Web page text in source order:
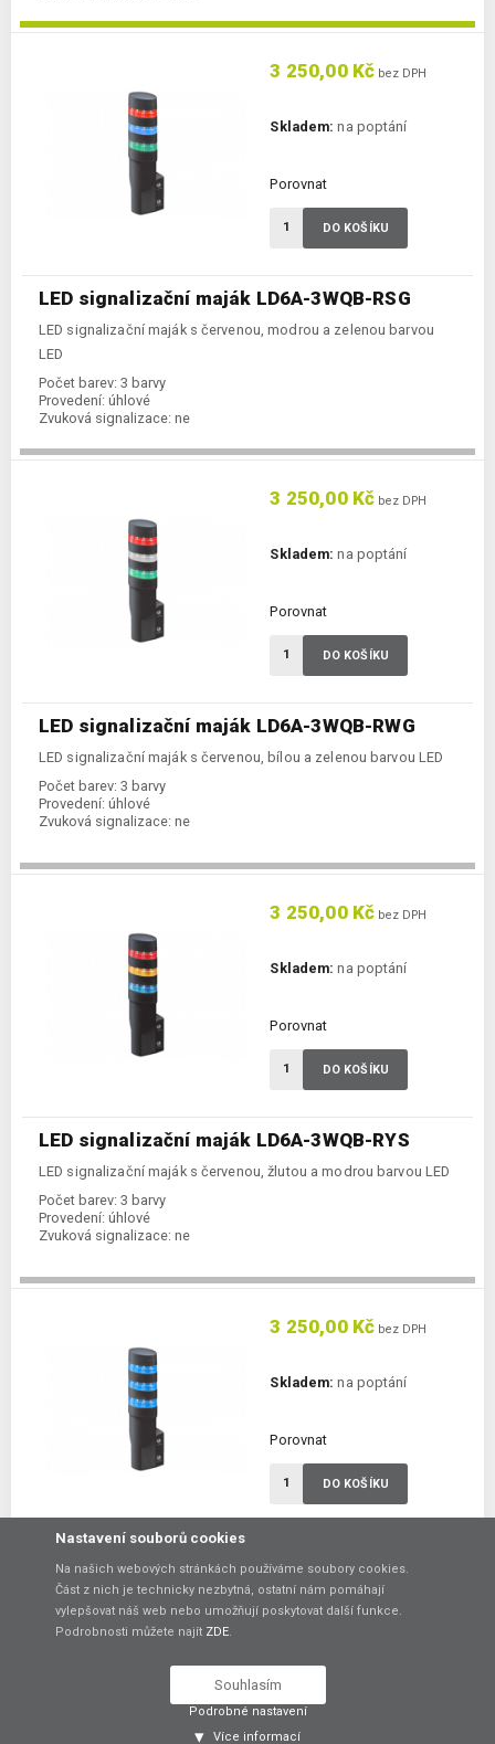
LED signalizační maják LD6A-3WQB-RSG
LED signalizační maják s červenou, modrou a zelenou barvou
LED
Počet barev: 3 barvy
Provedení: úhlové
Zvuková signalizace: ne
3 250,00 Kč bez DPH
Skladem: na poptání
Porovnat
DO KOŠÍKU
LED signalizační maják LD6A-3WQB-RWG
LED signalizační maják s červenou, bílou a zelenou barvou LED
Počet barev: 3 barvy
Provedení: úhlové
Zvuková signalizace: ne
3 250,00 Kč bez DPH
Skladem: na poptání
Porovnat
DO KOŠÍKU
LED signalizační maják LD6A-3WQB-RYS
LED signalizační maják s červenou, žlutou a modrou barvou LED
Počet barev: 3 barvy
Provedení: úhlové
Zvuková signalizace: ne
3 250,00 Kč bez DPH
Skladem: na poptání
Porovnat
DO KOŠÍKU
LED signalizační maják s 3x modrou barvou LED
Počet barev: 3 barvy
Provedení: úhlové
3 250,00 Kč bez DPH
Skladem: na poptání
Porovnat
DO KOŠÍKU
Nastavení souborů cookies
Na našich webových stránkách používáme soubory cookies.
Část z nich je technicky nezbytná, ostatní nám pomáhají
vylepšovat náš web nebo umožňují poskytovat další funkce.
Podrobnosti můžete najít ZDE.
Souhlasím
Podrobné nastavení
Více informací